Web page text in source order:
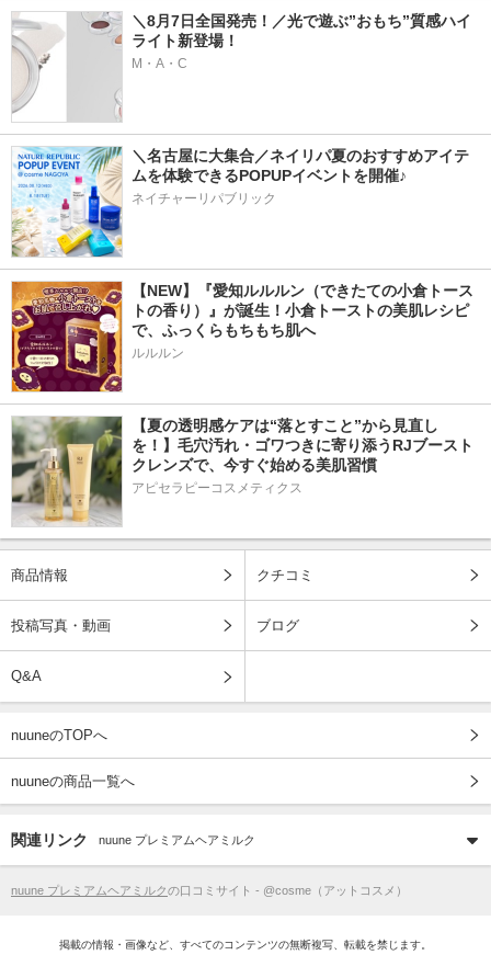
＼8月7日全国発売！／光で遊ぶ”おもち”質感ハイ
ライト新登場！
M・A・C
＼名古屋に大集合／ネイリパ夏のおすすめアイテ
ムを体験できるPOPUPイベントを開催♪
ネイチャーリパブリック
【NEW】『愛知ルルルン（できたての小倉トース
トの香り）』が誕生！小倉トーストの美肌レシピ
で、ふっくらもちもち肌へ
ルルルン
【夏の透明感ケアは“落とすこと”から見直し
を！】毛穴汚れ・ゴワつきに寄り添うRJブースト
クレンズで、今すぐ始める美肌習慣
アピセラピーコスメティクス
商品情報 クチコミ
投稿写真・動画 ブログ
Q&A
nuuneのTOPへ
nuuneの商品一覧へ
関連リンク nuune プレミアムヘアミルク
nuune プレミアムヘアミルクの口コミサイト - @cosme（アットコスメ）
掲載の情報・画像など、すべてのコンテンツの無断複写、転載を禁じます。